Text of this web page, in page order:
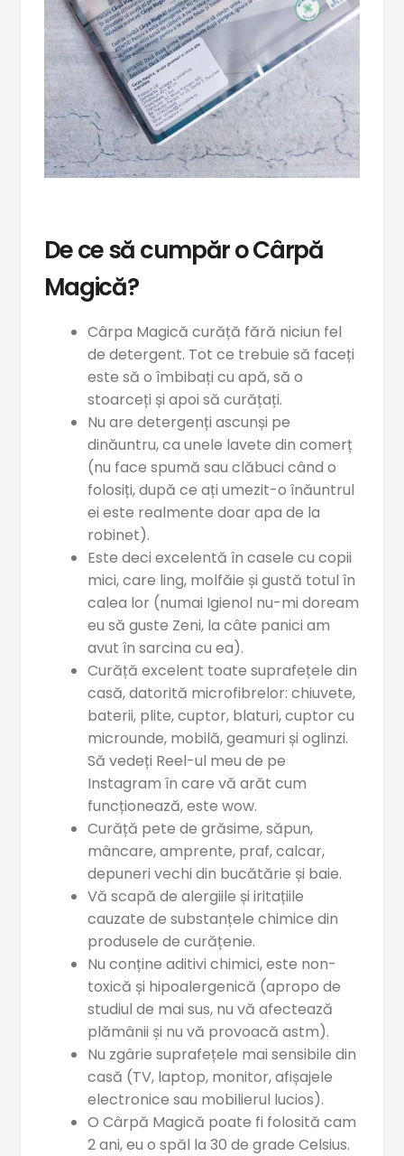
De ce să cumpăr o Cârpă
Magică?
Cârpa Magică curăță fără niciun fel
de detergent. Tot ce trebuie să faceți
este să o îmbibați cu apă, să o
stoarceți și apoi să curățați.
Nu are detergenți ascunși pe
dinăuntru, ca unele lavete din comerț
(nu face spumă sau clăbuci când o
folosiți, după ce ați umezit-o înăuntrul
ei este realmente doar apa de la
robinet).
Este deci excelentă în casele cu copii
mici, care ling, molfăie și gustă totul în
calea lor (numai Igienol nu-mi doream
eu să guste Zeni, la câte panici am
avut în sarcina cu ea).
Curăță excelent toate suprafețele din
casă, datorită microfibrelor: chiuvete,
baterii, plite, cuptor, blaturi, cuptor cu
microunde, mobilă, geamuri și oglinzi.
Să vedeți Reel-ul meu de pe
Instagram în care vă arăt cum
funcționează, este wow.
Curăță pete de grăsime, săpun,
mâncare, amprente, praf, calcar,
depuneri vechi din bucătărie și baie.
Vă scapă de alergiile și iritațiile
cauzate de substanțele chimice din
produsele de curățenie.
Nu conține aditivi chimici, este non-
toxică și hipoalergenică (apropo de
studiul de mai sus, nu vă afectează
plămânii și nu vă provoacă astm).
Nu zgârie suprafețele mai sensibile din
casă (TV, laptop, monitor, afișajele
electronice sau mobilierul lucios).
O Cârpă Magică poate fi folosită cam
2 ani, eu o spăl la 30 de grade Celsius.